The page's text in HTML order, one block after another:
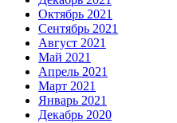
Октябрь 2021
Сентябрь 2021
Август 2021
Май 2021
Апрель 2021
Март 2021
Январь 2021
Декабрь 2020